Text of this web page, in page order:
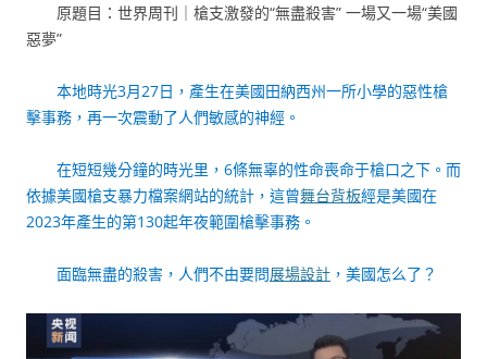
原題目：世界周刊｜槍支激發的“無盡殺害” 一場又一場“美國
惡夢”
本地時光3月27日，產生在美國田納西州一所小學的惡性槍
擊事務，再一次震動了人們敏感的神經。
在短短幾分鐘的時光里，6條無辜的性命喪命于槍口之下。而
依據美國槍支暴力檔案網站的統計，這曾舞台背板經是美國在
2023年產生的第130起年夜範圍槍擊事務。
面臨無盡的殺害，人們不由要問展場設計 ，美國怎么了？